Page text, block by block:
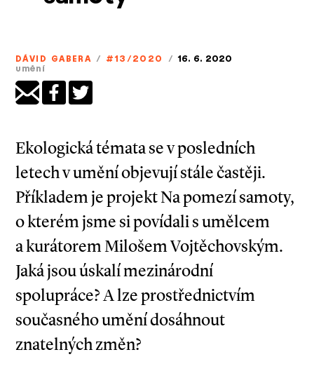
DÁVID GABERA / #13/2020 / 16. 6. 2020
umění
Ekologická témata se v posledních
letech v umění objevují stále častěji.
Příkladem je projekt Na pomezí samoty,
o kterém jsme si povídali s umělcem
a kurátorem Milošem Vojtěchovským.
Jaká jsou úskalí mezinárodní
spolupráce? A lze prostřednictvím
současného umění dosáhnout
znatelných změn?